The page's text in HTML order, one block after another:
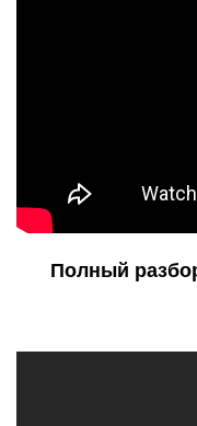
Полный